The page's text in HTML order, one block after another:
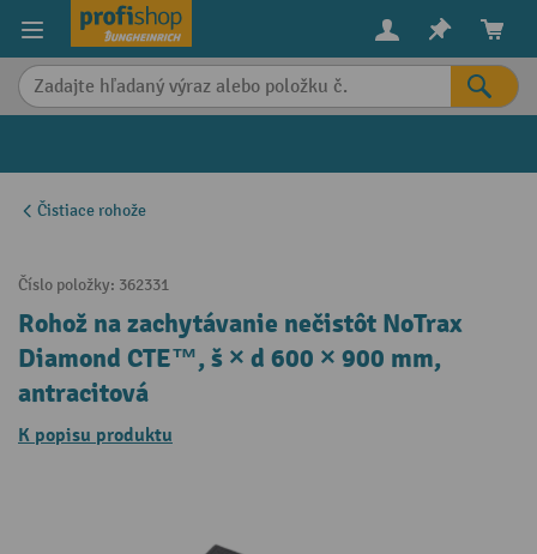
content
Čistiace rohože
Číslo položky: 362331
Rohož na zachytávanie nečistôt NoTrax
Diamond CTE™, š × d 600 × 900 mm,
antracitová
K popisu produktu